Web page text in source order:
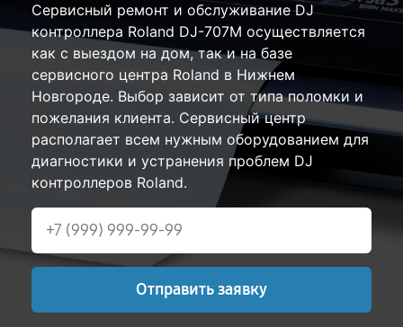
Сервисный ремонт и обслуживание DJ
контроллера Roland DJ-707M осуществляется
как с выездом на дом, так и на базе
сервисного центра Roland в Нижнем
Новгороде. Выбор зависит от типа поломки и
пожелания клиента. Сервисный центр
располагает всем нужным оборудованием для
диагностики и устранения проблем DJ
контроллеров Roland.
Отправить заявку